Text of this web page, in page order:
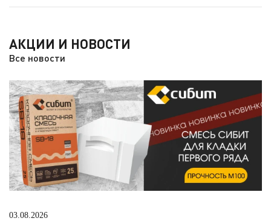
АКЦИИ И НОВОСТИ
Все новости
03.08.2026